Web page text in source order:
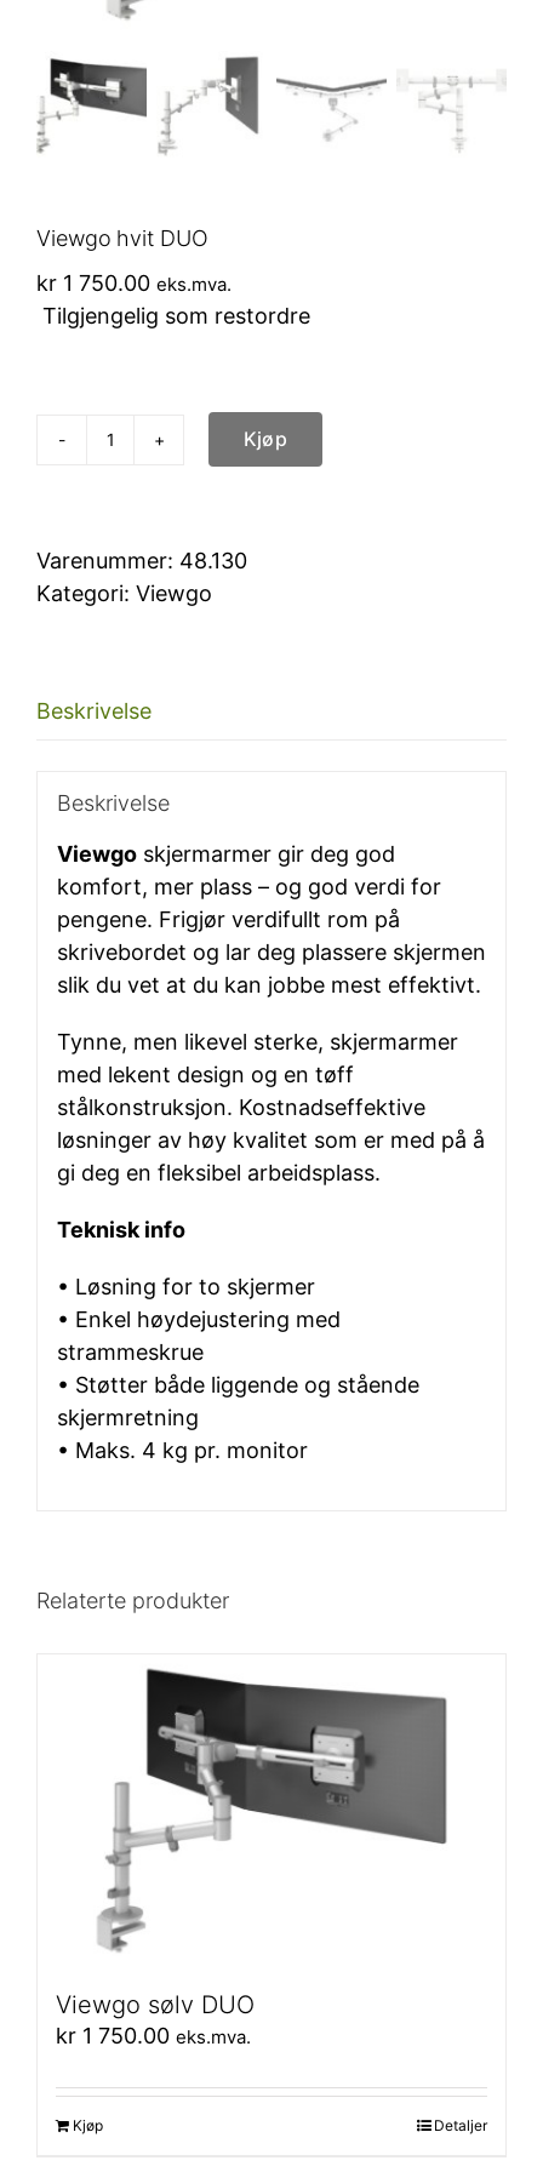
Viewgo hvit DUO
kr 1 750.00 eks.mva.
Tilgjengelig som restordre
Viewgo
antall
Kjøp
Varenummer: 48.130
Kategori: Viewgo
Beskrivelse
Beskrivelse
Viewgoskjermarmer gir deg god
komfort, mer plass – og god verdi for
pengene. Frigjør verdifullt rom på
skrivebordet og lar deg plassere skjermen
slik du vet at du kan jobbe mest effektivt.
Tynne, men likevel sterke, skjermarmer
med lekent design og en tøff
stålkonstruksjon. Kostnadseffektive
løsninger av høy kvalitet som er med på å
gi deg en fleksibel arbeidsplass.
Teknisk info
• Løsning for to skjermer
• Enkel høydejustering med
strammeskrue
• Støtter både liggende og stående
skjermretning
• Maks. 4 kg pr. monitor
Relaterte produkter
Viewgo sølv DUO
kr 1 750.00 eks.mva.
Kjøp Detaljer